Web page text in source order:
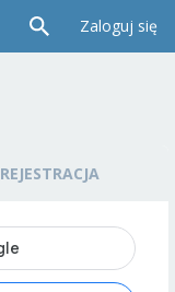
Zaloguj się
REJESTRACJA